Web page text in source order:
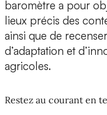
baromètre a pour
lieux précis des
ainsi que de
d’adaptation et
agricoles.
Restez au courant en